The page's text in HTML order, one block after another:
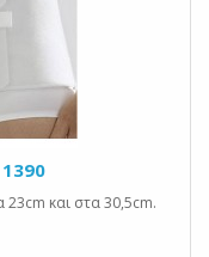
και στα 30,5cm.